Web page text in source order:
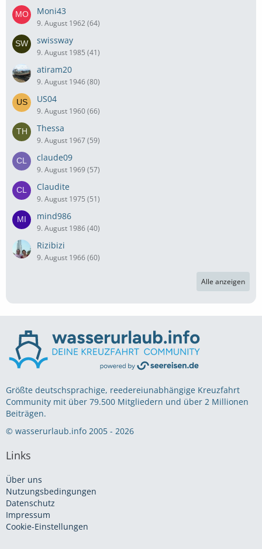
Moni43
9. August 1962 (64)
swissway
9. August 1985 (41)
atiram20
9. August 1946 (80)
US04
9. August 1960 (66)
Thessa
9. August 1967 (59)
claude09
9. August 1969 (57)
Claudite
9. August 1975 (51)
mind986
9. August 1986 (40)
Rizibizi
9. August 1966 (60)
Alle anzeigen
Größte deutschsprachige, reedereiunabhängige Kreuzfahrt
Community mit über 79.500 Mitgliedern und über 2 Millionen
Beiträgen.
© wasserurlaub.info 2005 - 2026
Links
Über uns
Nutzungsbedingungen
Datenschutz
Impressum
Cookie-Einstellungen